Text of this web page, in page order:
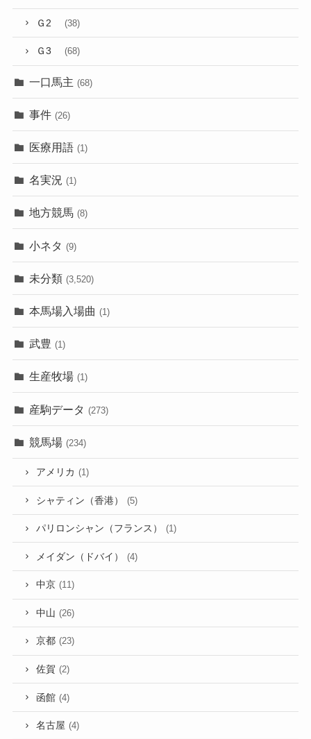
Ｇ2 (38)
Ｇ3 (68)
一口馬主 (68)
事件 (26)
医療用語 (1)
名実況 (1)
地方競馬 (8)
小ネタ (9)
未分類 (3,520)
本馬場入場曲 (1)
武豊 (1)
生産牧場 (1)
産駒データ (273)
競馬場 (234)
アメリカ (1)
シャティン（香港） (5)
パリロンシャン（フランス） (1)
メイダン（ドバイ） (4)
中京 (11)
中山 (26)
京都 (23)
佐賀 (2)
函館 (4)
名古屋 (4)